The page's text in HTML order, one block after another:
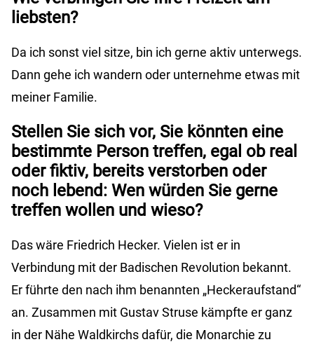
liebsten?
Da ich sonst viel sitze, bin ich gerne aktiv unterwegs.
Dann gehe ich wandern oder unternehme etwas mit
meiner Familie.
Stellen Sie sich vor, Sie könnten eine
bestimmte Person treffen, egal ob real
oder fiktiv, bereits verstorben oder
noch lebend: Wen würden Sie gerne
treffen wollen und wieso?
Das wäre Friedrich Hecker. Vielen ist er in
Verbindung mit der Badischen Revolution bekannt.
Er führte den nach ihm benannten „Heckeraufstand“
an. Zusammen mit Gustav Struse kämpfte er ganz
in der Nähe Waldkirchs dafür, die Monarchie zu